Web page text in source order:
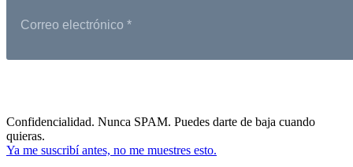
Confidencialidad. Nunca SPAM. Puedes darte de baja cuando
quieras.
Ya me suscribí antes, no me muestres esto.